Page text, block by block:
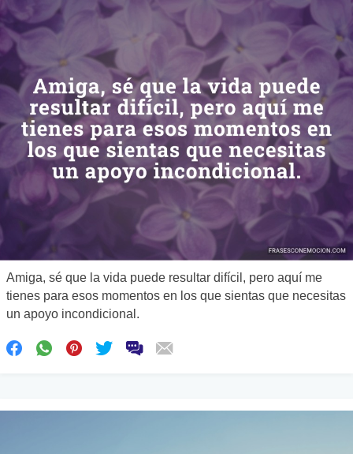
Amiga, sé que la vida puede resultar difícil, pero aquí me
tienes para esos momentos en los que sientas que necesitas
un apoyo incondicional.